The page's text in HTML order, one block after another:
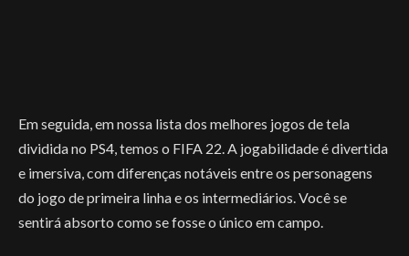
Em seguida, em nossa lista dos melhores jogos de tela
dividida no PS4, temos o FIFA 22. A jogabilidade é divertida
e imersiva, com diferenças notáveis ​​entre os personagens
do jogo de primeira linha e os intermediários. Você se
sentirá absorto como se fosse o único em campo.